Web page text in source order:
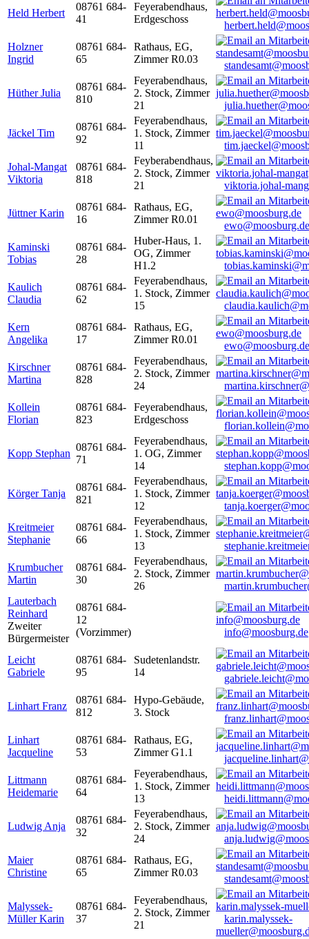
Held Herbert
08761 684-
41
Feyerabendhaus,
Erdgeschoss
Holzner
Ingrid
08761 684-
65
Rathaus, EG,
Zimmer R0.03
Hüther Julia
08761 684-
810
Feyerabendhaus,
2. Stock, Zimmer
21
Jäckel Tim
08761 684-
92
Feyerabendhaus,
1. Stock, Zimmer
11
Johal-Mangat
Viktoria
08761 684-
818
Feyberabendhaus,
2. Stock, Zimmer
21
viktoria.johal-
Jüttner Karin
08761 684-
16
Rathaus, EG,
Zimmer R0.01
ewo@moosburg.de
Kaminski
Tobias
08761 684-
28
Huber-Haus, 1.
OG, Zimmer
H1.2
Kaulich
Claudia
08761 684-
62
Feyerabendhaus,
1. Stock, Zimmer
15
Kern
Angelika
08761 684-
17
Rathaus, EG,
Zimmer R0.01
ewo@moosburg.de
Kirschner
Martina
08761 684-
828
Feyerabendhaus,
2. Stock, Zimmer
24
Kollein
Florian
08761 684-
823
Feyerabendhaus,
Erdgeschoss
Kopp Stephan
08761 684-
71
Feyerabendhaus,
1. OG, Zimmer
14
Körger Tanja
08761 684-
821
Feyerabendhaus,
1. Stock, Zimmer
12
Kreitmeier
Stephanie
08761 684-
66
Feyerabendhaus,
1. Stock, Zimmer
13
Krumbucher
Martin
08761 684-
30
Feyerabendhaus,
2. Stock, Zimmer
26
Lauterbach
Reinhard
Zweiter
Bürgermeister
08761 684-
12
(Vorzimmer)
info@moosburg.de
Leicht
Gabriele
08761 684-
95
Sudetenlandstr.
14
Linhart Franz
08761 684-
812
Hypo-Gebäude,
3. Stock
Linhart
Jacqueline
08761 684-
53
Rathaus, EG,
Zimmer G1.1
Littmann
Heidemarie
08761 684-
64
Feyerabendhaus,
1. Stock, Zimmer
13
Ludwig Anja
08761 684-
32
Feyerabendhaus,
2. Stock, Zimmer
24
Maier
Christine
08761 684-
65
Rathaus, EG,
Zimmer R0.03
Malyssek-
Müller Karin
08761 684-
37
Feyerabendhaus,
2. Stock, Zimmer
21
karin.malyssek-